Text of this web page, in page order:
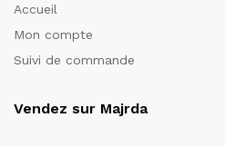
Accueil
Mon compte
Suivi de commande
Vendez sur Majrda